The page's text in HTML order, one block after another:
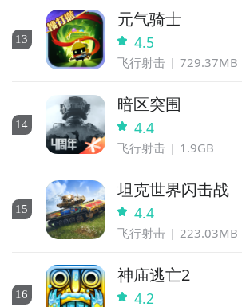
13
元气骑士
4.5
飞行射击 729.37MB
14
暗区突围
4.4
飞行射击 1.9GB
15
坦克世界闪击战
4.4
飞行射击 223.03MB
16
神庙逃亡2
4.2